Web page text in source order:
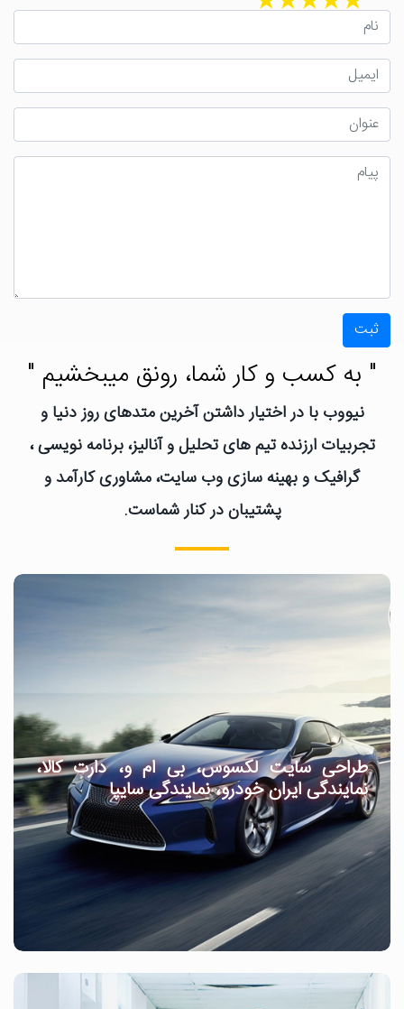
ثبت
" به کسب و کار شما، رونق میبخشیم "
نیووب با در اختیار داشتن آخرین متدهای روز دنیا و
تجربیات ارزنده تیم های تحلیل و آنالیز، برنامه نویسی ،
گرافیک و بهینه سازی وب سایت، مشاوری کارآمد و
پشتیبان در کنار شماست.
طراحی سایت لکسوس، بی ام و، دارت کالا،
نمایندگی ایران خودرو، نمایندگی سایپا